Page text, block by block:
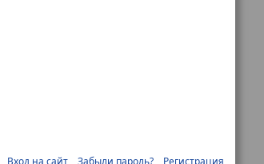
Вход на сайт Забыли пароль? Регистрация